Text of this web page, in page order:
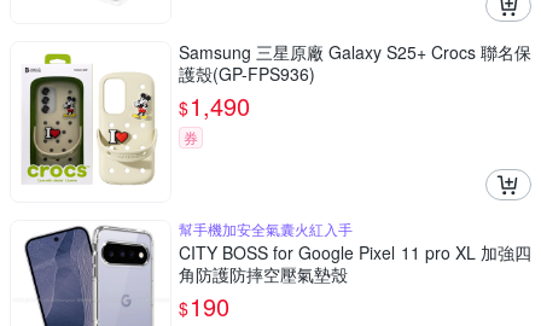
Samsung 三星原廠 Galaxy S25+ Crocs 聯名保
護殼(GP-FPS936)
$1,490
券
幫手機加安全氣囊火紅入手
CITY BOSS for Google Pixel 11 pro XL 加強四
角防護防摔空壓氣墊殼
$190